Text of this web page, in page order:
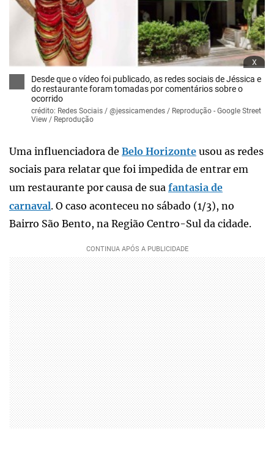
x
Desde que o vídeo foi publicado, as redes sociais de Jéssica e
do restaurante foram tomadas por comentários sobre o
ocorrido
crédito: Redes Sociais / @jessicamendes / Reprodução - Google Street
View / Reprodução
Uma influenciadora de Belo Horizonte usou as redes
sociais para relatar que foi impedida de entrar em
um restaurante por causa de sua fantasia de
carnaval. O caso aconteceu no sábado (1/3), no
Bairro São Bento, na Região Centro-Sul da cidade.